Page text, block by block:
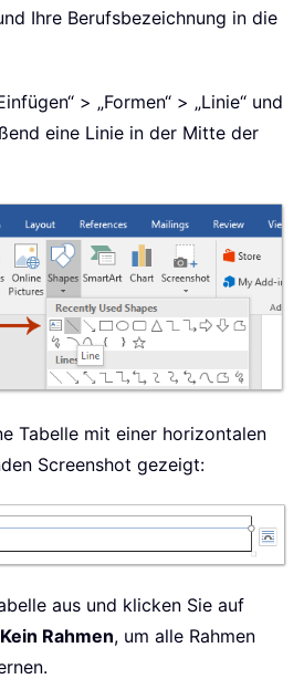
Ihre Berufsbezeichnung in die
> „Formen“ > „Linie“ und
eine Linie in der Mitte der
Tabelle mit einer horizontalen
Screenshot gezeigt:
aus und klicken Sie auf
Kein Rahmen, um alle Rahmen